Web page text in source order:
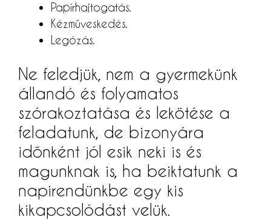
Papírhajtogatás.
Kézműveskedés.
Legózás.
Ne feledjük, nem a gyermekünk
állandó és folyamatos
szórakoztatása és lekötése a
feladatunk, de bizonyára
időnként jól esik neki is és
magunknak is, ha beiktatunk a
napirendünkbe egy kis
kikapcsolódást velük.